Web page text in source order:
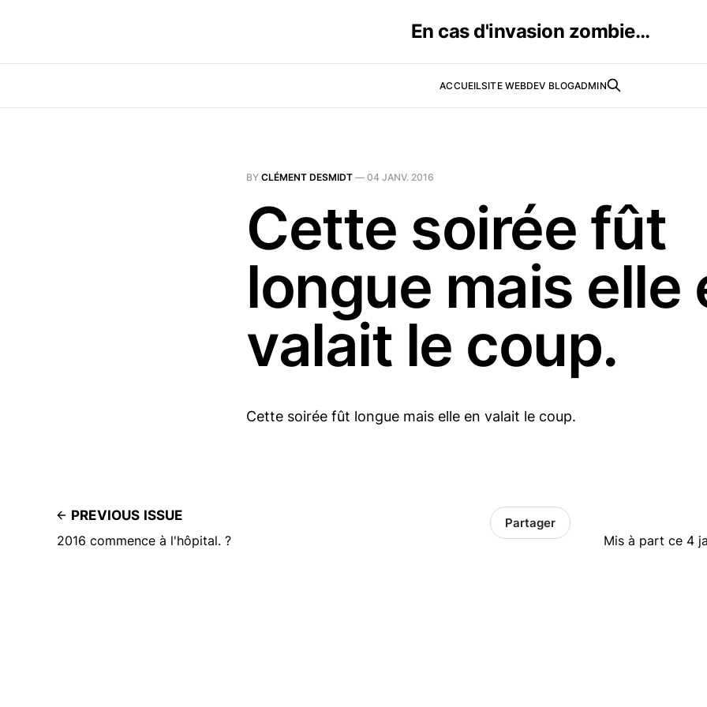
En cas d'invasion zombie…
ACCUEILSITE WEBDEV BLOGADMIN
BY CLÉMENT DESMIDT — 04 JANV. 2016
Cette soirée fût
longue mais elle
valait le coup.
Cette soirée fût longue mais elle en valait le coup.
PREVIOUS ISSUE
2016 commence à l'hôpital. ?
Partager
Mis à part ce 4